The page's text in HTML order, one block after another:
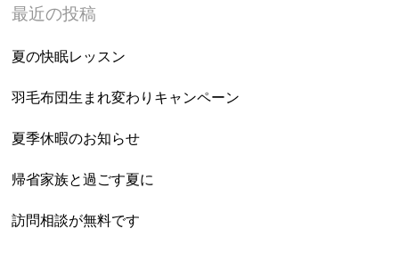
最近の投稿
夏の快眠レッスン
羽毛布団生まれ変わりキャンペーン
夏季休暇のお知らせ
帰省家族と過ごす夏に
訪問相談が無料です